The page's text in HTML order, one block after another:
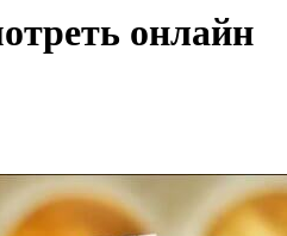
онлайн